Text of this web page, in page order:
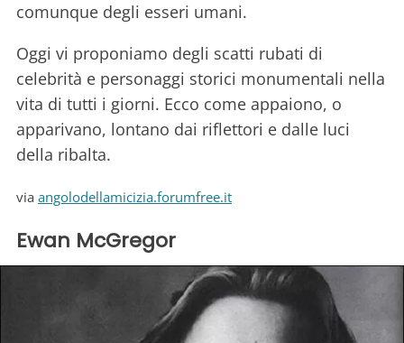
comunque degli esseri umani.
Oggi vi proponiamo degli scatti rubati di
celebrità e personaggi storici monumentali nella
vita di tutti i giorni. Ecco come appaiono, o
apparivano, lontano dai riflettori e dalle luci
della ribalta.
via angolodellamicizia.forumfree.it
Ewan McGregor